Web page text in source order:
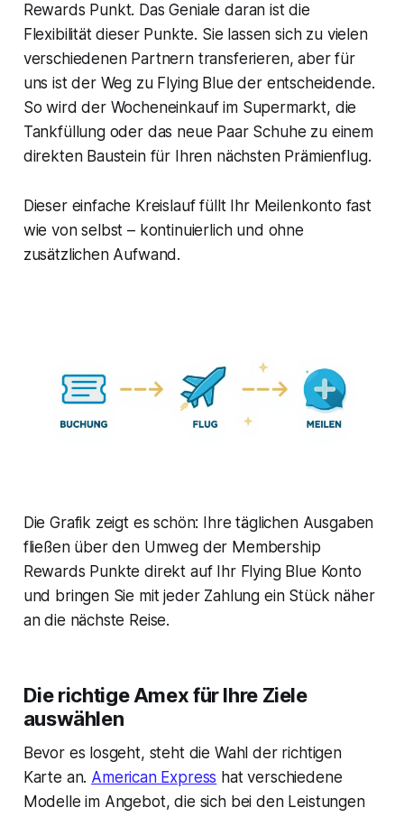
Rewards Punkt. Das Geniale daran ist die
Flexibilität dieser Punkte. Sie lassen sich zu vielen
verschiedenen Partnern transferieren, aber für
uns ist der Weg zu Flying Blue der entscheidende.
So wird der Wocheneinkauf im Supermarkt, die
Tankfüllung oder das neue Paar Schuhe zu einem
direkten Baustein für Ihren nächsten Prämienflug.
Dieser einfache Kreislauf füllt Ihr Meilenkonto fast
wie von selbst – kontinuierlich und ohne
zusätzlichen Aufwand.
Die Grafik zeigt es schön: Ihre täglichen Ausgaben
fließen über den Umweg der Membership
Rewards Punkte direkt auf Ihr Flying Blue Konto
und bringen Sie mit jeder Zahlung ein Stück näher
an die nächste Reise.
Die richtige Amex für Ihre Ziele
auswählen
Bevor es losgeht, steht die Wahl der richtigen
Karte an. American Express hat verschiedene
Modelle im Angebot, die sich bei den Leistungen